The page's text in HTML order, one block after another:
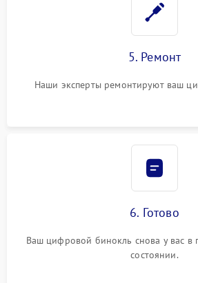
5. Ремонт
Наши эксперты ремонтируют ваш
6. Готово
Ваш цифровой бинокль снова у вас в
состоянии.